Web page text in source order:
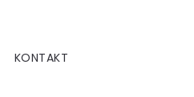
KONTAKT